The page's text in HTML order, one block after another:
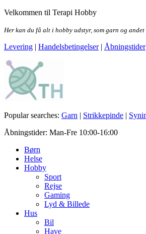
Skip
the
Velkommen til Terapi Hobby
Her kan du få alt i hobby udstyr, som garn og
Levering | Handelsbetingelser| Åbningstider
Terapi Hobby
Popular searches: Garn | Strikkepinde |
Åbningstider: Man-Fre 10:00-16:00
Børn
Helse
Hobby
Sport
Rejse
Gaming
Lyd & Billede
Hus
Bil
Have